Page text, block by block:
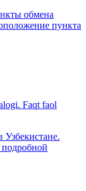
обмена
пункта
Faqt faol
Узбекистане.
подробной